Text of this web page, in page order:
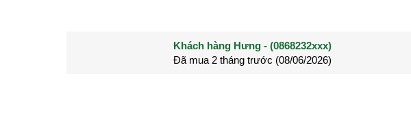
Khách hàng Nguyễn Văn Quyền - (0963544xxx)
Đã mua 2 tháng trước (28/05/2026)
Khách hàng Nguyễn Thành Long - (0902021xxx)
Đã mua 3 tháng trước (27/04/2026)